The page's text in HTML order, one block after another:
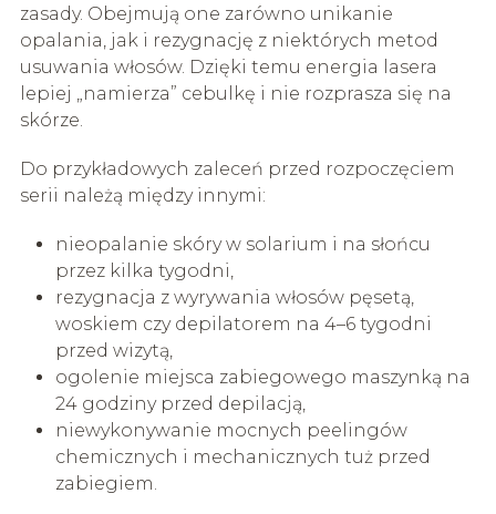
zasady. Obejmują one zarówno unikanie
opalania, jak i rezygnację z niektórych metod
usuwania włosów. Dzięki temu energia lasera
lepiej „namierza” cebulkę i nie rozprasza się na
skórze.
Do przykładowych zaleceń przed rozpoczęciem
serii należą między innymi:
nieopalanie skóry w solarium i na słońcu
przez kilka tygodni,
rezygnacja z wyrywania włosów pęsetą,
woskiem czy depilatorem na 4–6 tygodni
przed wizytą,
ogolenie miejsca zabiegowego maszynką na
24 godziny przed depilacją,
niewykonywanie mocnych peelingów
chemicznych i mechanicznych tuż przed
zabiegiem.